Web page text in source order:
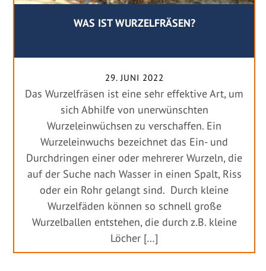
WAS IST WURZELFRÄSEN?
29. JUNI 2022
Das Wurzelfräsen ist eine sehr effektive Art, um
sich Abhilfe von unerwünschten
Wurzeleinwüchsen zu verschaffen. Ein
Wurzeleinwuchs bezeichnet das Ein- und
Durchdringen einer oder mehrerer Wurzeln, die
auf der Suche nach Wasser in einen Spalt, Riss
oder ein Rohr gelangt sind. Durch kleine
Wurzelfäden können so schnell große
Wurzelballen entstehen, die durch z.B. kleine
Löcher […]